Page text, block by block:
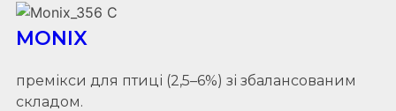
MONIX
премікси для птиці (2,5–6%) зі збалансованим
складом.